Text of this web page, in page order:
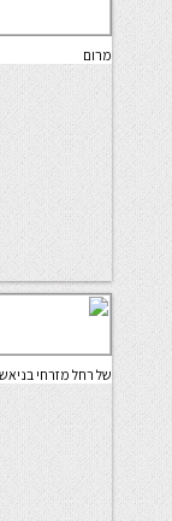
מרום
של רחל מזרחי בניאש